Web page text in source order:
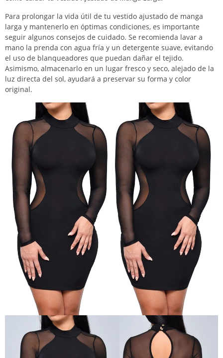
Para prolongar la vida útil de tu vestido ajustado de manga
larga y mantenerlo en óptimas condiciones, es importante
seguir algunos consejos de cuidado. Se recomienda lavar a
mano la prenda con agua fría y un detergente suave, evitando
el uso de blanqueadores que puedan dañar el tejido.
Asimismo, almacenarlo en un lugar fresco y seco, alejado de la
luz directa del sol, ayudará a preservar su forma y color
original.